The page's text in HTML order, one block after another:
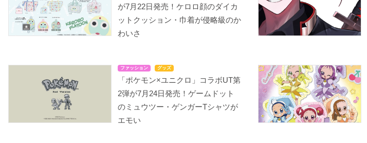
が7月22日発売！ケロロ顔のダイカ
ットクッション・巾着が侵略級のか
わいさ
ファッション グッズ
「ポケモン×ユニクロ」コラボUT第
2弾が7月24日発売！ゲームドット
のミュウツー・ゲンガーTシャツが
エモい